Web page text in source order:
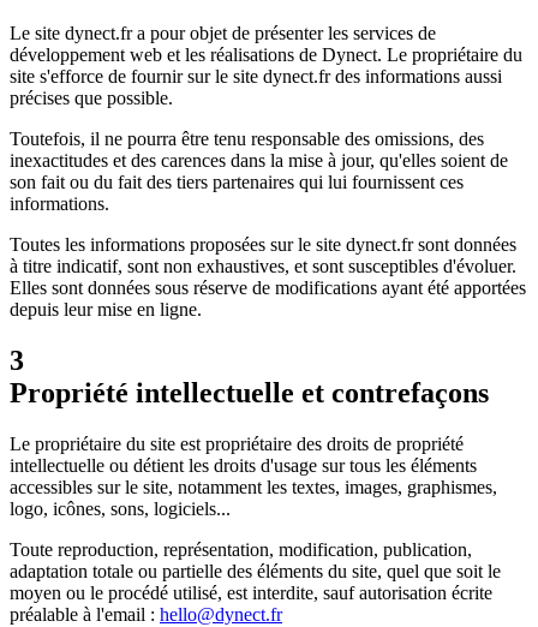
Le site dynect.fr a pour objet de présenter les services de
développement web et les réalisations de Dynect. Le propriétaire du
site s'efforce de fournir sur le site dynect.fr des informations aussi
précises que possible.
Toutefois, il ne pourra être tenu responsable des omissions, des
inexactitudes et des carences dans la mise à jour, qu'elles soient de
son fait ou du fait des tiers partenaires qui lui fournissent ces
informations.
Toutes les informations proposées sur le site dynect.fr sont données
à titre indicatif, sont non exhaustives, et sont susceptibles d'évoluer.
Elles sont données sous réserve de modifications ayant été apportées
depuis leur mise en ligne.
3
Propriété intellectuelle et contrefaçons
Le propriétaire du site est propriétaire des droits de propriété
intellectuelle ou détient les droits d'usage sur tous les éléments
accessibles sur le site, notamment les textes, images, graphismes,
logo, icônes, sons, logiciels...
Toute reproduction, représentation, modification, publication,
adaptation totale ou partielle des éléments du site, quel que soit le
moyen ou le procédé utilisé, est interdite, sauf autorisation écrite
préalable à l'email : hello@dynect.fr